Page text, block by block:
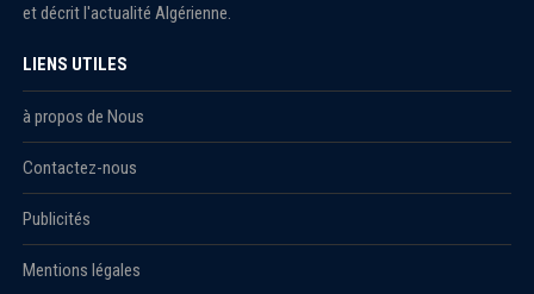
et décrit l'actualité Algérienne.
LIENS UTILES
à propos de Nous
Contactez-nous
Publicités
Mentions légales